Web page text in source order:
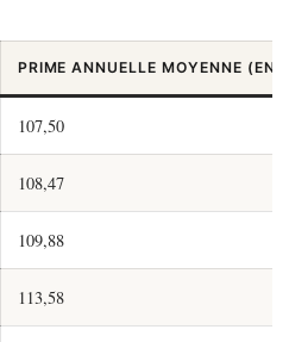
PRIME ANNUELLE MOYENNE (EN
107,50
108,47
109,88
113,58